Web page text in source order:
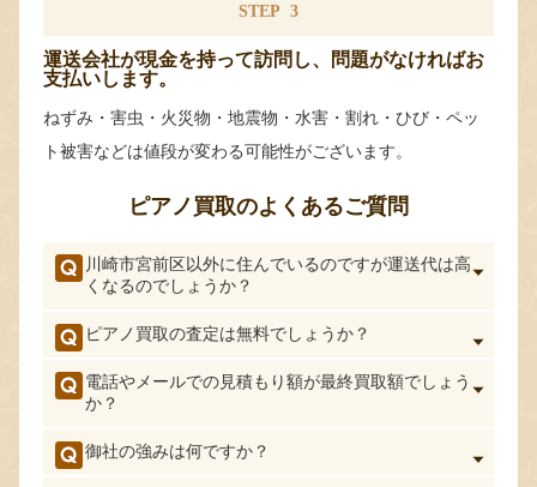
STEP 3
運送会社が現金を持って訪問し、問題がなければお
支払いします。
ねずみ・害虫・火災物・地震物・水害・割れ・ひび・ペッ
ト被害などは値段が変わる可能性がございます。
ピアノ買取のよくあるご質問
川崎市宮前区以外に住んでいるのですが運送代は高
くなるのでしょうか？
ピアノ買取の査定は無料でしょうか？
電話やメールでの見積もり額が最終買取額でしょう
か？
御社の強みは何ですか？